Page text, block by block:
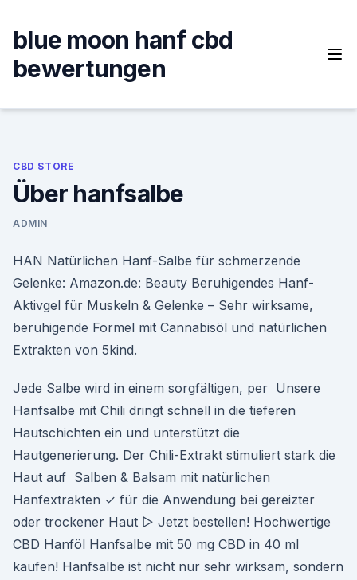
content
blue moon hanf cbd
bewertungen
CBD STORE
Über hanfsalbe
ADMIN
HAN Natürlichen Hanf-Salbe für schmerzende
Gelenke: Amazon.de: Beauty Beruhigendes Hanf-
Aktivgel für Muskeln & Gelenke – Sehr wirksame,
beruhigende Formel mit Cannabisöl und natürlichen
Extrakten von 5kind.
Jede Salbe wird in einem sorgfältigen, per Unsere
Hanfsalbe mit Chili dringt schnell in die tieferen
Hautschichten ein und unterstützt die
Hautgenerierung. Der Chili-Extrakt stimuliert stark die
Haut auf Salben & Balsam mit natürlichen
Hanfextrakten ✓ für die Anwendung bei gereizter
oder trockener Haut ▻ Jetzt bestellen! Hochwertige
CBD Hanföl Hanfsalbe mit 50 mg CBD in 40 ml
kaufen! Hanfsalbe ist nicht nur sehr wirksam, sondern